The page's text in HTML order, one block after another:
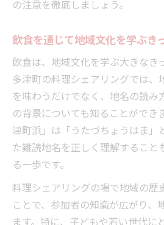
の注意を徹底しましょう。
飲食を通じて地域文化を学ぶき
飲食は、地域文化を学ぶ大きなき
多津町の料理シェアリングでは、
を味わうだけでなく、地名の読み
の背景についても知ることができ
津町浜」は「うたづちょうはま」
た難読地名を正しく理解すること
る一歩です。
料理シェアリングの場で地域の歴
ことで、参加者の知識が広がり、
ます。特に、子どもや若い世代に